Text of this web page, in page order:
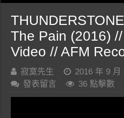
The Pain (2016)
Video // AFM
寂寞先生 2016 年 9 月
發表留言
36 點擊數